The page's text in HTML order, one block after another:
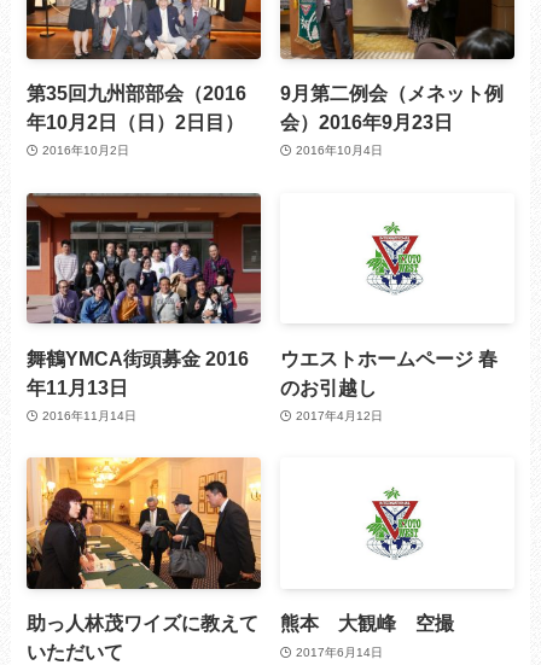
第35回九州部部会（2016
年10月2日（日）2日目）
2016年10月2日
9月第二例会（メネット例
会）2016年9月23日
2016年10月4日
舞鶴YMCA街頭募金 2016
年11月13日
2016年11月14日
ウエストホームページ 春
のお引越し
2017年4月12日
助っ人林茂ワイズに教えて
いただいて
熊本 大観峰 空撮
2017年6月14日